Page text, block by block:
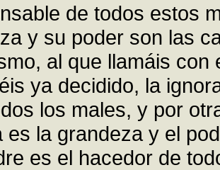
de todos estos
y su poder son las
al que llamáis
ya decidido, la
los males, y por
es la grandeza y el
es el hacedor de